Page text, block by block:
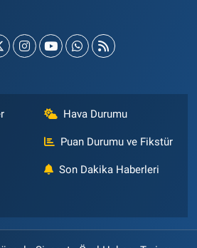
Hava Durumu
Puan Durumu ve Fikstür
Son Dakika Haberleri